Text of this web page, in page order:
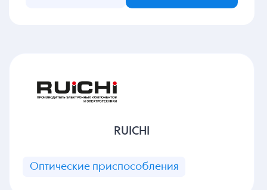
RUICHI
Оптические приспособления